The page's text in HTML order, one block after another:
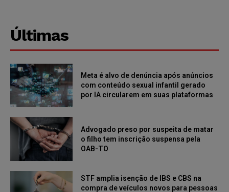
Últimas
Meta é alvo de denúncia após anúncios
com conteúdo sexual infantil gerado
por IA circularem em suas plataformas
Advogado preso por suspeita de matar
o filho tem inscrição suspensa pela
OAB-TO
STF amplia isenção de IBS e CBS na
compra de veículos novos para pessoas